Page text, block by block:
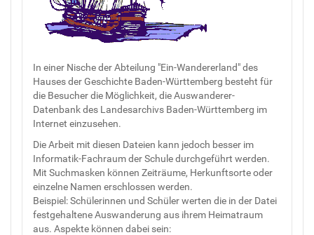
In einer Nische der Abteilung "Ein-Wandererland" des
Hauses der Geschichte Baden-Württemberg besteht für
die Besucher die Möglichkeit, die Auswanderer-
Datenbank des Landesarchivs Baden-Württemberg im
Internet einzusehen.
Die Arbeit mit diesen Dateien kann jedoch besser im
Informatik-Fachraum der Schule durchgeführt werden.
Mit Suchmasken können Zeiträume, Herkunftsorte oder
einzelne Namen erschlossen werden.
Beispiel: Schülerinnen und Schüler werten die in der Datei
festgehaltene Auswanderung aus ihrem Heimatraum
aus. Aspekte können dabei sein: